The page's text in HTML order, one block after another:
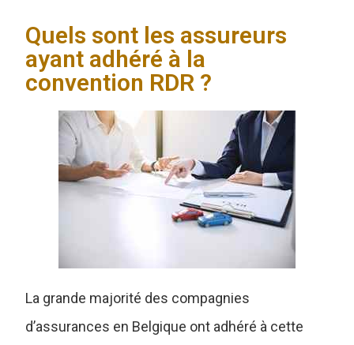
Quels sont les assureurs
ayant adhéré à la
convention RDR ?
La grande majorité des compagnies
d’assurances en Belgique ont adhéré à cette